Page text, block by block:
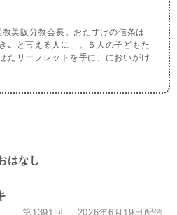
美阪分教会長。おたすけの信条は
〟と言える人に」。５人の子どもた
たリーフレットを手に、においがけ
はなし
第1391回 2026年6月19日配信